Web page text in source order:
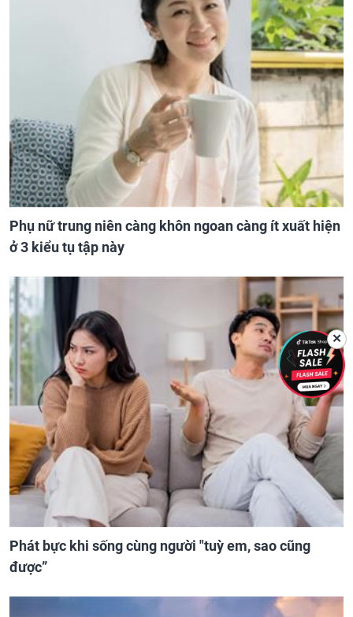
Phụ nữ trung niên càng khôn ngoan càng ít xuất hiện
ở 3 kiểu tụ tập này
Phát bực khi sống cùng người "tuỳ em, sao cũng
được”
✕